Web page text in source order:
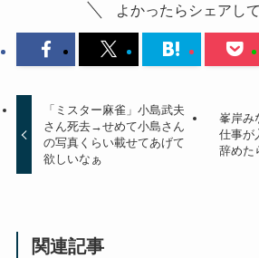
よかったらシェアして
「ミスター麻雀」小島武夫
さん死去→せめて小島さん
の写真くらい載せてあげて
欲しいなぁ
峯岸
仕事が
辞めた
関連記事